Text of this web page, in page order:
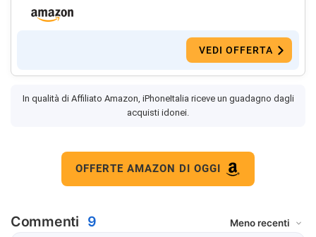
VEDI OFFERTA
In qualità di Affiliato Amazon, iPhoneItalia riceve un guadagno dagli
acquisti idonei.
OFFERTE AMAZON DI OGGI
Commenti 9